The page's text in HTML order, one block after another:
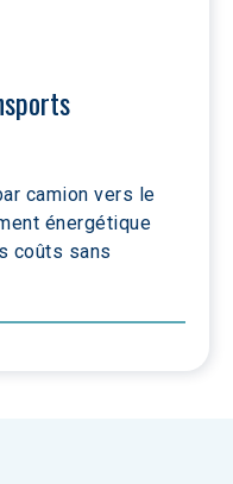
camion vers le
énergétique
coûts sans